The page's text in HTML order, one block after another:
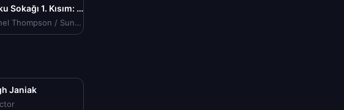
Korku Sokağı 1. Kısım: 1994 Fear Street: 1994 Türkçe Dublaj izle (2021)
Rachel Thompson / Sunnyvale Customer
Janiak